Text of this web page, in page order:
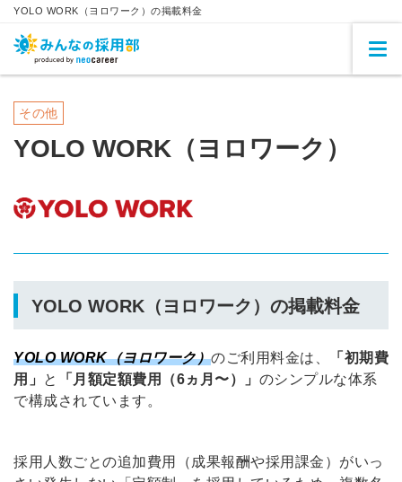
YOLO WORK（ヨロワーク）の掲載料金
その他
YOLO WORK（ヨロワーク）
YOLO WORK（ヨロワーク）の掲載料金
YOLO WORK（ヨロワーク）のご利用料金は、
「初期費
用」
と 「月額定額費用（6ヵ月〜）」 のシンプルな体系
で構成されています 。
採用人数ごとの追加費用（成果報酬や採用課金）がいっ